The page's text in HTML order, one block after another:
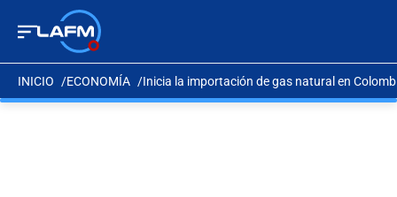
INICIO ECONOMÍA Inicia la importación de gas natural en